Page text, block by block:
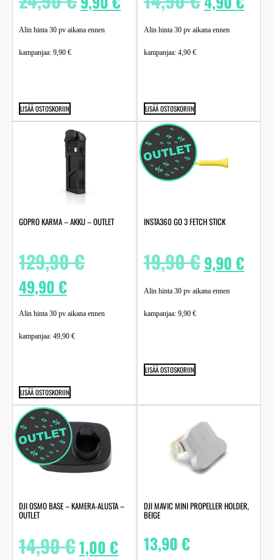
Alin hinta 30 pv aikana ennen
kampanjaa: 9,90 €
LISÄÄ OSTOSKORIIN
Alin hinta 30 pv aikana ennen
kampanjaa: 4,90 €
LISÄÄ OSTOSKORIIN
GOPRO KARMA – AKKU – OUTLET
129,90€
49,90€
Alin hinta 30 pv aikana ennen
kampanjaa: 49,90 €
LISÄÄ OSTOSKORIIN
INSTA360 GO 3 FETCH STICK
19,90€ 9,90€
Alin hinta 30 pv aikana ennen
kampanjaa: 9,90 €
LISÄÄ OSTOSKORIIN
DJI OSMO BASE – KAMERA-ALUSTA –
OUTLET
14,90€1,00€
DJI MAVIC MINI PROPELLER HOLDER,
BEIGE
13,90€